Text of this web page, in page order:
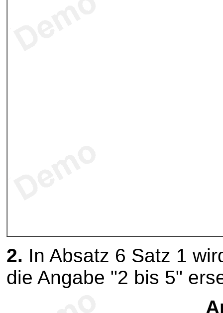
2. In Absatz 6 Satz 1
die Angabe "2 bis 5"